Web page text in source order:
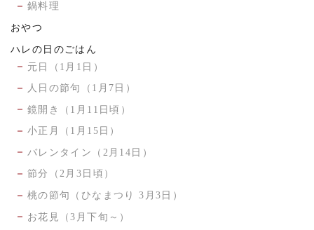
鍋料理
おやつ
ハレの日のごはん
元日（1月1日）
人日の節句（1月7日）
鏡開き（1月11日頃）
小正月（1月15日）
バレンタイン（2月14日）
節分（2月3日頃）
桃の節句（ひなまつり 3月3日）
お花見（3月下旬～）